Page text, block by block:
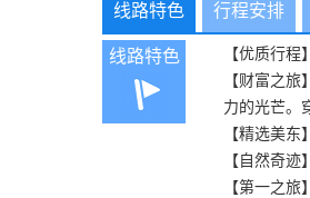
线路特色 行程安排
线路特色
【优质行
【财富之
力的光芒。
【精选美
【自然奇
【第一之